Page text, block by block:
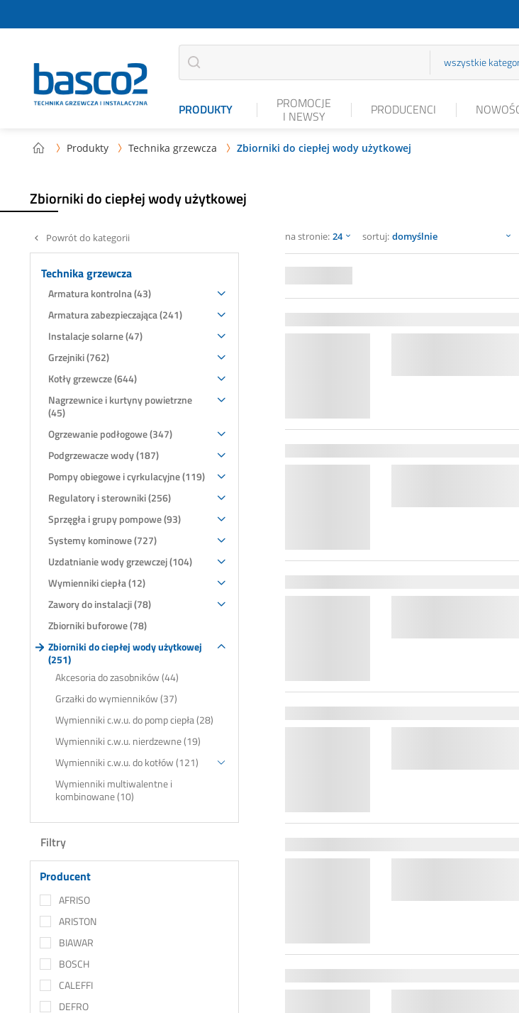
wszystkie
PRODUKTY PROMOCJE
I NEWSY PRODUCENCI
 Produkty  Technika grzewcza  Zbiorniki do ciepłej wody użytkowej
Zbiorniki do ciepłej wody użytkowej
Powrót do kategorii
Technika grzewcza
Armatura kontrolna (43)
Armatura zabezpieczająca (241)
Instalacje solarne (47)
Grzejniki (762)
Kotły grzewcze (644)
Nagrzewnice i kurtyny powietrzne
(45)
Ogrzewanie podłogowe (347)
Podgrzewacze wody (187)
Pompy obiegowe i cyrkulacyjne (119)
Regulatory i sterowniki (256)
Sprzęgła i grupy pompowe (93)
Systemy kominowe (727)
Uzdatnianie wody grzewczej (104)
Wymienniki ciepła (12)
Zawory do instalacji (78)
Zbiorniki buforowe (78)
Zbiorniki do ciepłej wody użytkowej
(251)
Akcesoria do zasobników (44)
Grzałki do wymienników (37)
Wymienniki c.w.u. do pomp ciepła (28)
Wymienniki c.w.u. nierdzewne (19)
Wymienniki c.w.u. do kotłów (121)
Wymienniki multiwalentne i
kombinowane (10)
Filtry
Producent
AFRISO
ARISTON
BIAWAR
BOSCH
CALEFFI
DEFRO
sortuj
na stronie